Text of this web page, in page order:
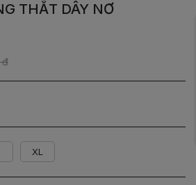
THẮT DÂY NƠ
đ
XL